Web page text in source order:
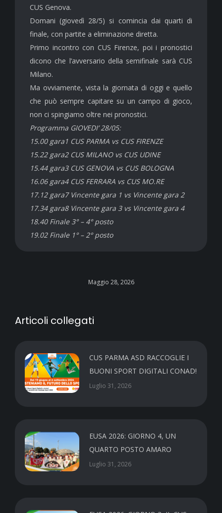
CUS Genova.
Domani (giovedì 28/5) si comincia dai quarti di
finale, con partite a eliminazione diretta.
Primo incontro con CUS Firenze, poi i pronostici
dicono che l’avversario della semifinale sarà CUS
Milano.
Ma ovviamente, vista la giornata di oggi e quello
che può sempre capitare su un campo di gioco,
non ci spingiamo oltre nei pronostici.
Programma GIOVEDI’ 28/05:
15.00 gara1 CUS PARMA vs CUS FIRENZE
15.22 gara2 CUS MILANO vs CUS UDINE
15.44 gara3 CUS GENOVA vs CUS BOLOGNA
16.06 gara4 CUS FERRARA vs CUS MO.RE
17.12 gara7 Vincente gara 1 vs Vincente gara 2
17.34 gara8 Vincente gara 3 vs Vincente gara 4
18.40 Finale 3° – 4° posto
19.02 Finale 1° – 2° posto
Maggio 28, 2026
Articoli collegati
CUS PARMA ASD RACCOGLIE I
BUONI SPORT DIGITALI CONAD!
Luglio 31, 2026
EUSA 2026: GIORNO 4, UN
QUARTO POSTO AMARO
Luglio 31, 2026